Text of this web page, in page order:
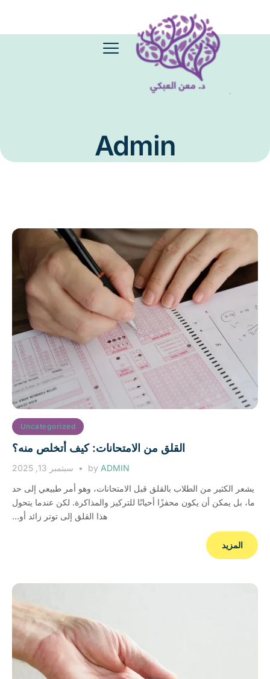
Admin
Uncategorized
القلق من الامتحانات: كيف أتخلص منه؟
by ADMIN
سبتمبر 13, 2025
يشعر الكثير من الطلاب بالقلق قبل الامتحانات، وهو أمر طبيعي إلى حد
ما، بل يمكن أن يكون محفزًا أحيانًا للتركيز والمذاكرة. لكن عندما يتحول
هذا القلق إلى توتر زائد أو...
المزيد